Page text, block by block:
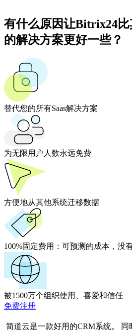
有什么原因让Bitrix24
的解决方案更好一些？
替代您的所有Saas解决方案
为无限用户人数永远免费
方便地从其他系统迁移数据
100%固定费用： 可预测的成本，没
被1500万个组织使用、喜爱和信任
免费注册
简道云是一款好用的CRM系统。